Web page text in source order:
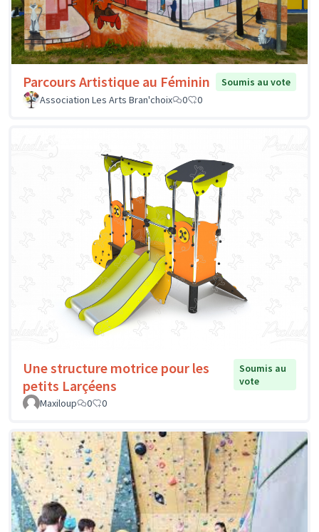
Parcours Artistique au Féminin
Soumis au vote
Association Les Arts Bran'choix
0 0
Une structure motrice pour les
petits Larçéens
Soumis au
vote
Maxiloup
0 0